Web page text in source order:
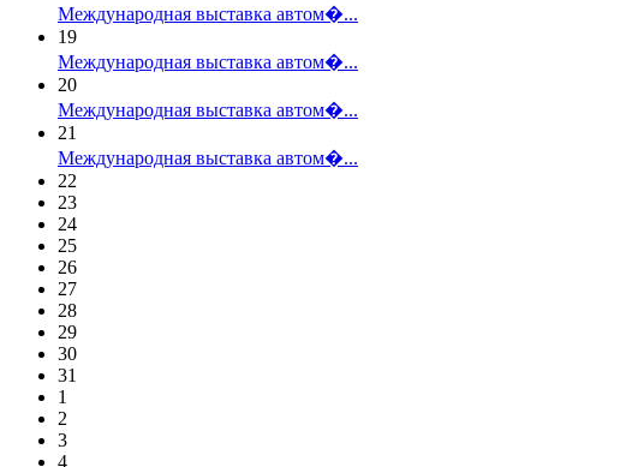
Международная выставка автом�...
19
Международная выставка автом�...
20
Международная выставка автом�...
21
Международная выставка автом�...
22
23
24
25
26
27
28
29
30
31
1
2
3
4